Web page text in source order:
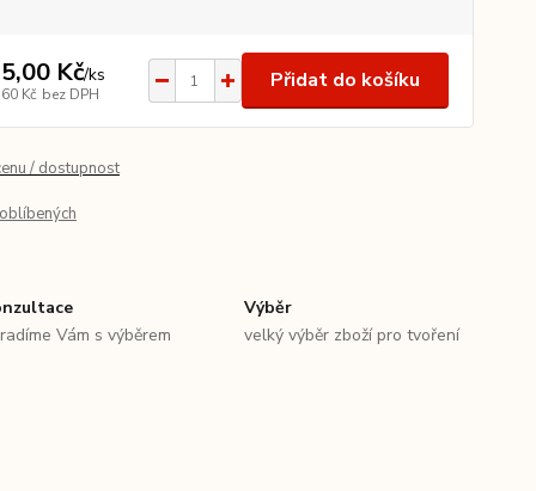
Kč/ks
Kč bez DPH
Přidat do košíku
/ dostupnost
Vám s výběrem
Výběr
velký výběr zboží pro tvoření